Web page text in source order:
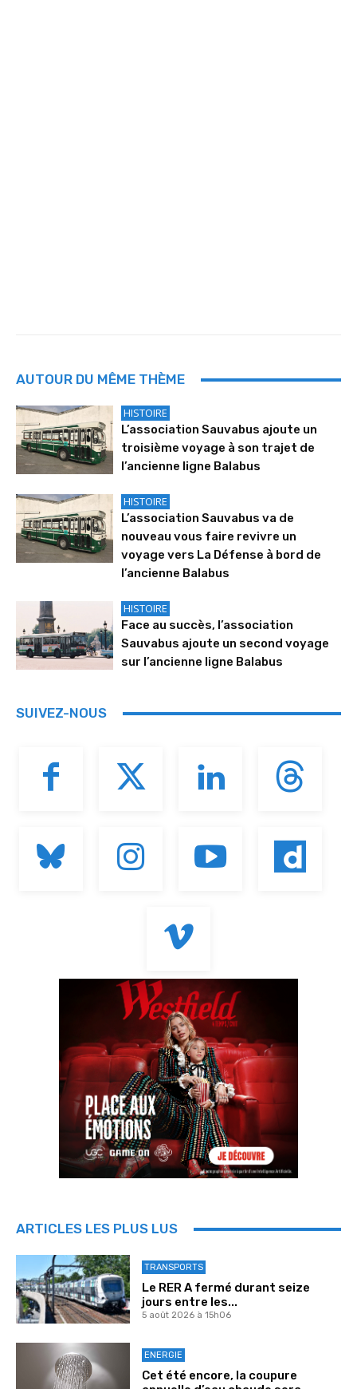
AUTOUR DU MÊME THÈME
HISTOIRE
L’association Sauvabus ajoute un
troisième voyage à son trajet de
l’ancienne ligne Balabus
HISTOIRE
L’association Sauvabus va de
nouveau vous faire revivre un
voyage vers La Défense à bord de
l’ancienne Balabus
HISTOIRE
Face au succès, l’association
Sauvabus ajoute un second voyage
sur l’ancienne ligne Balabus
SUIVEZ-NOUS
ARTICLES LES PLUS LUS
TRANSPORTS
Le RER A fermé durant seize
jours entre les...
5 août 2026 à 15h06
ENERGIE
Cet été encore, la coupure